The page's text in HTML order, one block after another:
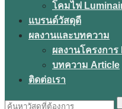
โคมไฟ
แบรนด์วัสดุดี
ผลงานและบทความ
ผลงานโครงการ
บทความ Article
ติดต่อเรา
ค้นหา